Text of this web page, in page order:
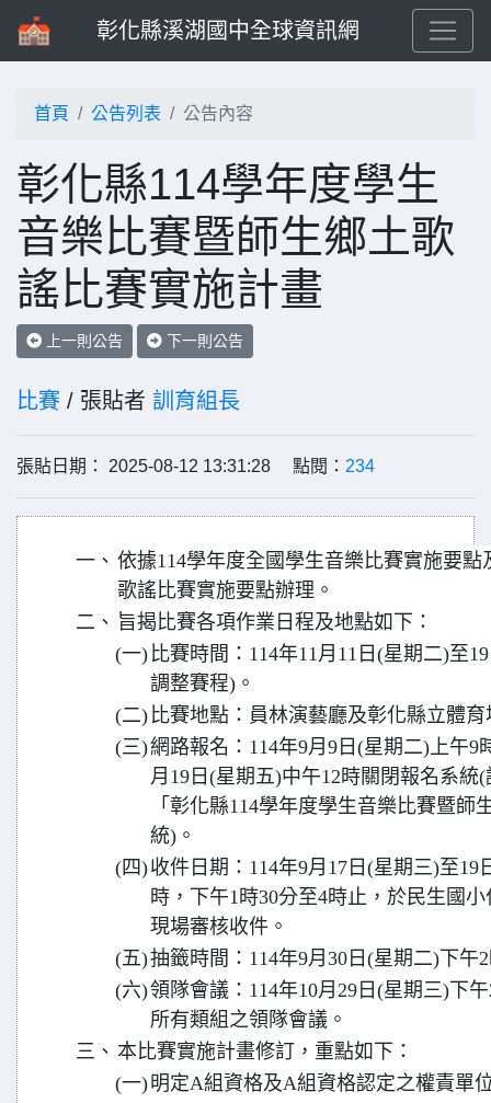
彰化縣溪湖國中全球資訊網
首頁 公告列表 公告內容
彰化縣114學年度學生
音樂比賽暨師生鄉土歌
謠比賽實施計畫
上一則公告 下一則公告
比賽 / 張貼者 訓育組長
張貼日期： 2025-08-12 13:31:28 點閱： 234
一、 依據114學年度全國學生音樂比賽實施要
歌謠比賽實施要點辦理。
二、 旨揭比賽各項作業日程及地點如下：
(一) 比賽時間：114年11月11日(星期二)至
調整賽程)。
(二) 比賽地點：員林演藝廳及彰化縣立體
(三)網路報名：114年9月9日(星期二)上午9
月19日(星期五)中午12時關閉報名系統
「彰化縣114學年度學生音樂比賽暨
統)。
(四)收件日期：114年9月17日(星期三)至19
時，下午1時30分至4時止，於民生國
現場審核收件。
(五)抽籤時間：114年9月30日(星期二)下午
(六)領隊會議：114年10月29日(星期三)下
所有類組之領隊會議。
三、 本比賽實施計畫修訂，重點如下：
(一)明定A組資格及A組資格認定之權責單